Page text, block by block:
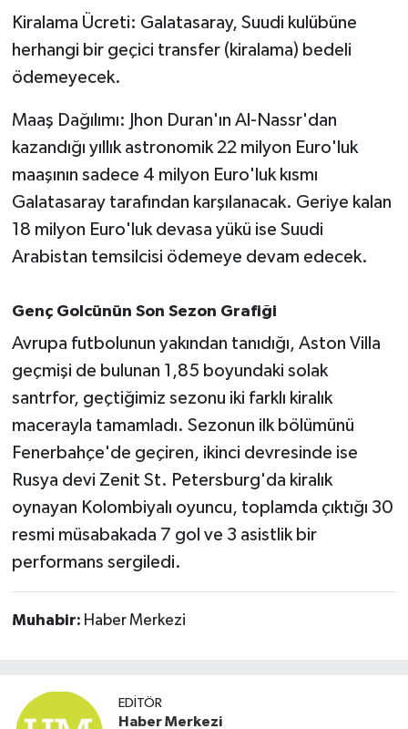
Kiralama Ücreti: Galatasaray, Suudi kulübüne
herhangi bir geçici transfer (kiralama) bedeli
ödemeyecek.
Maaş Dağılımı: Jhon Duran'ın Al-Nassr'dan
kazandığı yıllık astronomik 22 milyon Euro'luk
maaşının sadece 4 milyon Euro'luk kısmı
Galatasaray tarafından karşılanacak. Geriye kalan
18 milyon Euro'luk devasa yükü ise Suudi
Arabistan temsilcisi ödemeye devam edecek.
Genç Golcünün Son Sezon Grafiği
Avrupa futbolunun yakından tanıdığı, Aston Villa
geçmişi de bulunan 1,85 boyundaki solak
santrfor, geçtiğimiz sezonu iki farklı kiralık
macerayla tamamladı. Sezonun ilk bölümünü
Fenerbahçe'de geçiren, ikinci devresinde ise
Rusya devi Zenit St. Petersburg'da kiralık
oynayan Kolombiyalı oyuncu, toplamda çıktığı 30
resmi müsabakada 7 gol ve 3 asistlik bir
performans sergiledi.
Muhabir: Haber Merkezi
EDITÖR
Haber Merkezi